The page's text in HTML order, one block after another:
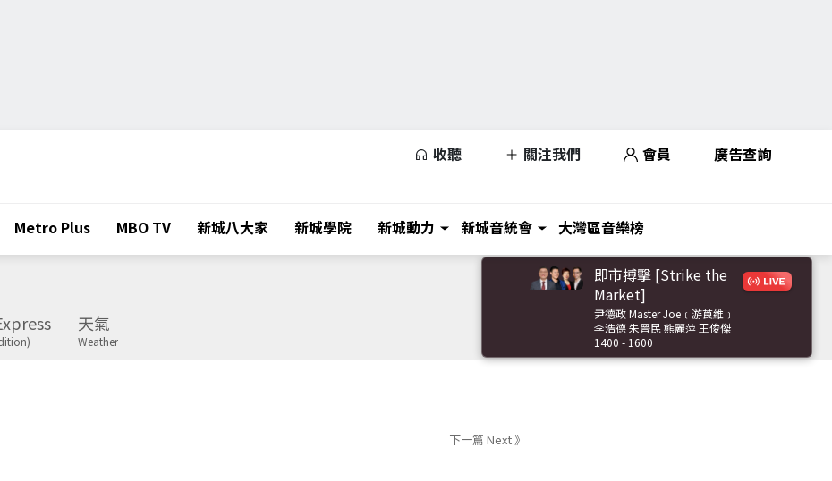
收聽 關注我們 會員 廣告查詢
Metro Plus MBO TV 新城八大家 新城學院 新城動力 新城音統會 大灣區音樂榜
天氣
Weather
即市搏擊 [Strike the
Market]
尹德政 Master Joe﹝游莨維﹞
李浩德 朱晉民 熊麗萍 王俊傑
1400 - 1600
下一篇 Next 》